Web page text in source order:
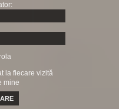
la fiecare vizită
mine